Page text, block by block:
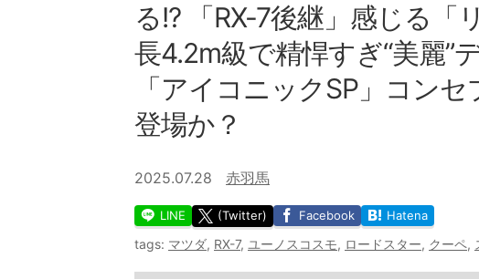
る!? 「RX-7後継」感じる「
長4.2m級で精悍すぎ“美麗”
「アイコニックSP」コン
登場か？
2025.07.28 赤羽馬
LINE (Twitter) Facebook Hatena
tags: マツダ, RX-7, ユーノスコスモ, ロードスター, クーペ,